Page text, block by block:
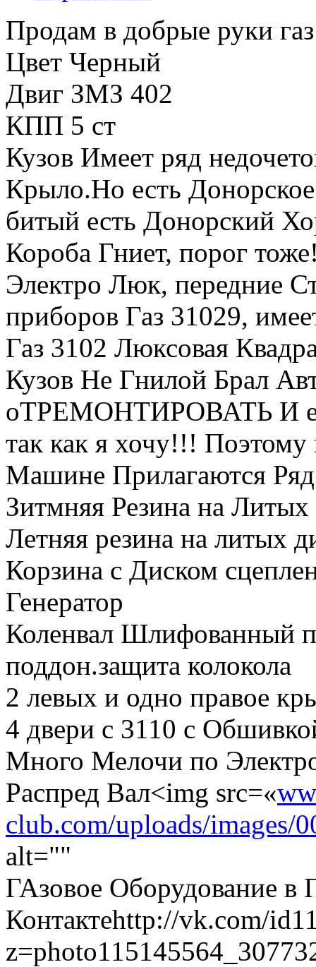
Продам в добрые руки
Цвет Черный
Двиг ЗМЗ 402
КПП 5 ст
Кузов Имеет ряд
Крыло.Но есть
битый есть Донорский
Короба Гниет, порог
Электро Люк, передние
приборов Газ 31029,
Газ 3102 Люксовая
Кузов Не Гнилой Брал
оТРЕМОНТИРОВАТЬ И
так как я хочу!!!
Машине Прилагаются Ряд
Зитмняя Резина на
Летняя резина на литых
Корзина с Диском
Генератор
Коленвал Шлифованный
поддон.защита колокола
2 левых и одно правое
4 двери с 3110 с
Много Мелочи по
Распред Вал<img src=«
club.com/uploads/images/
alt=""
ГАзовое Оборудование
Контактеhttp://vk.com/